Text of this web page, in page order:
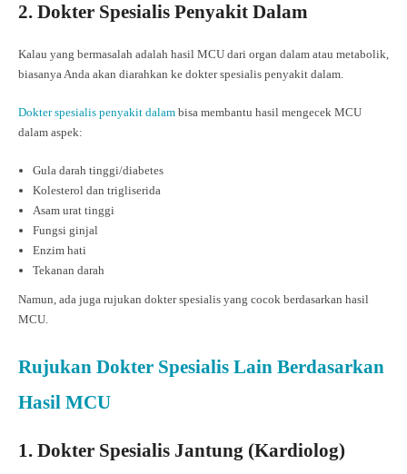
2. Dokter Spesialis Penyakit Dalam
Kalau yang bermasalah adalah hasil MCU dari organ dalam atau metabolik,
biasanya Anda akan diarahkan ke dokter spesialis penyakit dalam.
Dokter spesialis penyakit dalam bisa membantu hasil mengecek MCU
dalam aspek:
Gula darah tinggi/diabetes
Kolesterol dan trigliserida
Asam urat tinggi
Fungsi ginjal
Enzim hati
Tekanan darah
Namun, ada juga rujukan dokter spesialis yang cocok berdasarkan hasil
MCU.
Rujukan Dokter Spesialis Lain Berdasarkan
Hasil MCU
1. Dokter Spesialis Jantung (Kardiolog)